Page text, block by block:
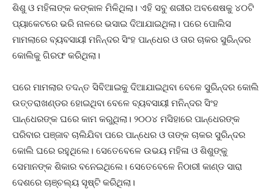
ଶିଶୁ ଓ ମହିଳାଙ୍କ କଙ୍କାଳ ମିଳିଥିଲା। ଏହି ସବୁ ଶରୀର ଅବଶେଷକୁ ୪୦ଟି
ପ୍ୟାକେଟରେ ଭରି ନାଳରେ ଭସାଇ ଦିଆଯାଇଥିଲା। ପରେ ପୋଲିସ
ମାମଲାରେ ବ୍ୟବସାୟୀ ମନିନ୍ଦର ସିଂହ ପାନ୍ଧେର ଓ ତାର ଚାକର ସୁରିନ୍ଦର
କୋଲିକୁ ଗିରଫ କରିଥିଲା।
ପରେ ମାମଲାର ତଦନ୍ତ ସିବିଆଇକୁ ଦିଆଯାଇଥିବା ବେଳେ ସୁରିନ୍ଦର କୋଲି
ଉତ୍ତରାଖଣ୍ଡର ହୋଇଥିବା ବେଳେ ବ୍ୟବସାୟୀ ମନିନ୍ଦର ସିଂହ
ପାନ୍ଧେରଙ୍କ ଘରେ କାମ କରୁଥିଲା। ୨୦୦୪ ମସିହାରେ ପାନ୍ଧେରଙ୍କ
ପରିବାର ପଞ୍ଜାବ ଚାଲିଯିବା ପରେ ପାନ୍ଧେର ଓ ତାଙ୍କ ଚାକର ସୁରିନ୍ଦର
କୋଲି ଘରେ ରହୁଥିଲେ। ସେତେବେଳେ ଉଭୟ ମହିଳା ଓ ଶିଶୁଙ୍କୁ
ସେମାନଙ୍କ ଶିକାର ବନେଇଥିଲେ। ସେତେବେଳେ ନିଠାରୀ କାଣ୍ଡ ସାରା
ଦେଶରେ ଚାଞ୍ଚଲ୍ୟ ସୃଷ୍ଟି କରିଥିଲା।